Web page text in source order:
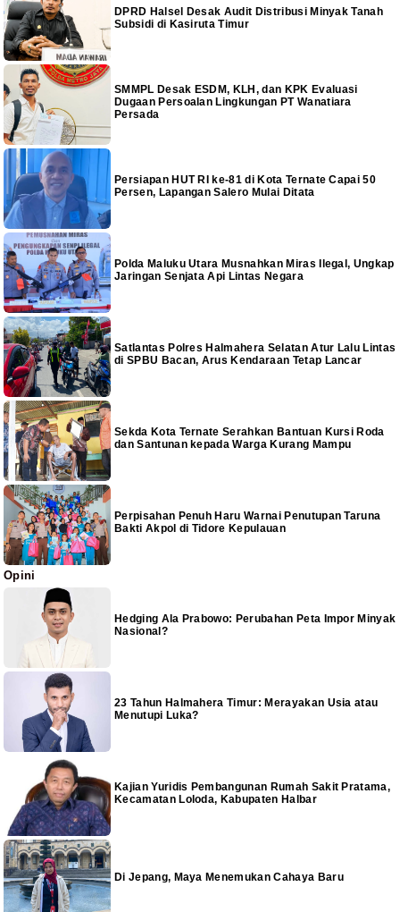
DPRD Halsel Desak Audit Distribusi Minyak Tanah
Subsidi di Kasiruta Timur
SMMPL Desak ESDM, KLH, dan KPK Evaluasi
Dugaan Persoalan Lingkungan PT Wanatiara
Persada
Persiapan HUT RI ke-81 di Kota Ternate Capai 50
Persen, Lapangan Salero Mulai Ditata
Polda Maluku Utara Musnahkan Miras Ilegal, Ungkap
Jaringan Senjata Api Lintas Negara
Satlantas Polres Halmahera Selatan Atur Lalu Lintas
di SPBU Bacan, Arus Kendaraan Tetap Lancar
Sekda Kota Ternate Serahkan Bantuan Kursi Roda
dan Santunan kepada Warga Kurang Mampu
Perpisahan Penuh Haru Warnai Penutupan Taruna
Bakti Akpol di Tidore Kepulauan
Opini
Hedging Ala Prabowo: Perubahan Peta Impor Minyak
Nasional?
23 Tahun Halmahera Timur: Merayakan Usia atau
Menutupi Luka?
Kajian Yuridis Pembangunan Rumah Sakit Pratama,
Kecamatan Loloda, Kabupaten Halbar
Di Jepang, Maya Menemukan Cahaya Baru